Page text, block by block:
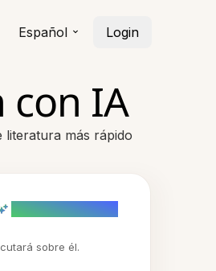
Español Login
con IA
literatura más rápido
sobre él.